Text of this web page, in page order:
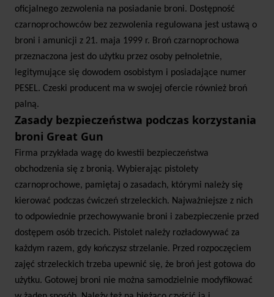
oficjalnego zezwolenia na posiadanie broni. Dostępność
czarnoprochowców bez zezwolenia regulowana jest ustawą o
broni i amunicji z 21. maja 1999 r. Broń czarnoprochowa
przeznaczona jest do użytku przez osoby pełnoletnie,
legitymujące się dowodem osobistym i posiadające numer
PESEL. Czeski producent ma w swojej ofercie również broń
palną.
Zasady bezpieczeństwa podczas korzystania
broni Great Gun
Firma przykłada wagę do kwestii bezpieczeństwa
obchodzenia się z bronią. Wybierając pistolety
czarnoprochowe, pamiętaj o zasadach, którymi należy się
kierować podczas ćwiczeń strzeleckich. Najważniejsze z nich
to odpowiednie przechowywanie broni i zabezpieczenie przed
dostępem osób trzecich. Pistolet należy rozładowywać za
każdym razem, gdy kończysz strzelanie. Przed rozpoczęciem
zajęć strzeleckich trzeba upewnić się, że broń jest gotowa do
użytku. Gotowej broni nie można samodzielnie modyfikować